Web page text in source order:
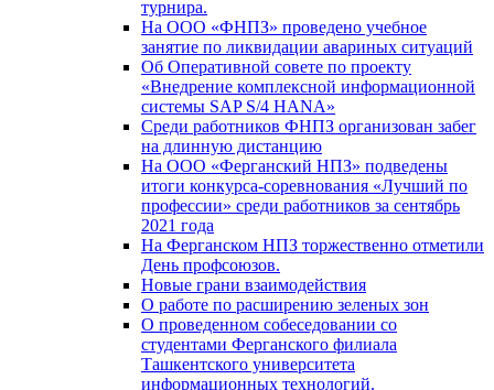
турнира.
На ООО «ФНПЗ» проведено учебное
занятие по ликвидации авариных ситуаций
Об Оперативной совете по проекту
«Внедрение комплексной информационной
системы SAP S/4 HANA»
Среди работников ФНПЗ организован забег
на длинную дистанцию
На ООО «Ферганский НПЗ» подведены
итоги конкурса-соревнования «Лучший по
профессии» среди работников за сентябрь
2021 года
На Ферганском НПЗ торжественно отметили
День профсоюзов.
Новые грани взаимодействия
О работе по расширению зеленых зон
О проведенном собеседовании со
студентами Ферганского филиала
Ташкентского университета
информационных технологий.